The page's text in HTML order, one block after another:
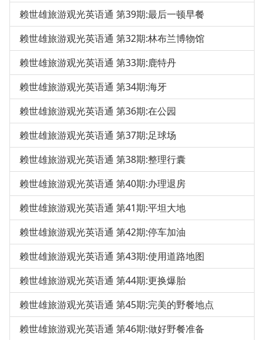
赖世雄旅游观光英语通 第39期:最后一顿早餐
赖世雄旅游观光英语通 第32期:林布兰博物馆
赖世雄旅游观光英语通 第33期:鹿特丹
赖世雄旅游观光英语通 第34期:海牙
赖世雄旅游观光英语通 第36期:在公园
赖世雄旅游观光英语通 第37期:足球场
赖世雄旅游观光英语通 第38期:整理行囊
赖世雄旅游观光英语通 第40期:办理退房
赖世雄旅游观光英语通 第41期:平坦大地
赖世雄旅游观光英语通 第42期:停车加油
赖世雄旅游观光英语通 第43期:使用道路地图
赖世雄旅游观光英语通 第44期:更换爆胎
赖世雄旅游观光英语通 第45期:完美的野餐地点
赖世雄旅游观光英语通 第46期:做好野餐准备